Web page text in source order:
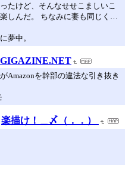
たけど、そんなせせこましいこ
しんだ。 ちなみに妻も同じく…
夢中。
GIGAZINE.NET
Amazonを幹部の違法な引き抜き
楽描け！＿〆（．．）